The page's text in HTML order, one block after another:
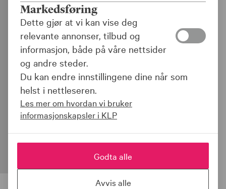
På jakt etter fremtidens
bedrifter i Bodø
Skrevet av: Glenn Slydal Johansen | 22.11.22
Del:
Startskuddet for gründer- og
næringsutviklingskonseptet KLP
Trykktanken - Digitalisering i Bodø går
denne uken.
Markedsføring
Dette gjør at vi kan vise deg
relevante annonser, tilbud og
informasjon, både på våre nettsider
og andre steder.
Du kan endre innstillingene dine når som
helst i nettleseren.
Les mer om hvordan vi bruker
informasjonskapsler i KLP
Godta alle
Avvis alle